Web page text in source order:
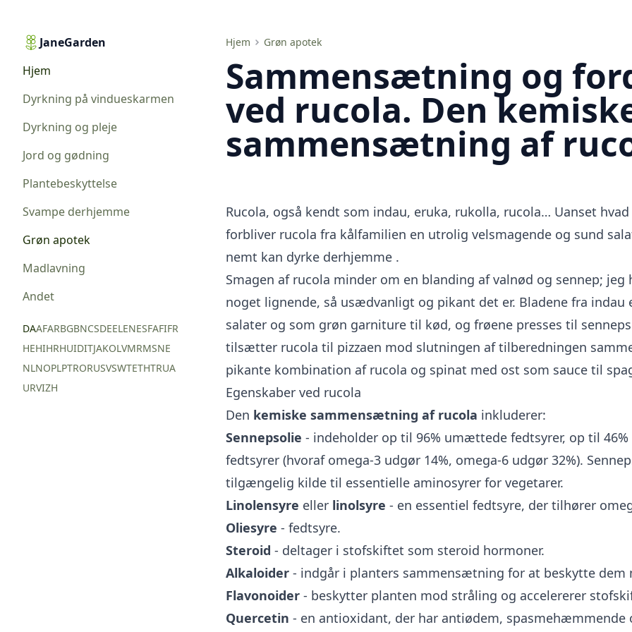
JaneGarden
Hjem
Dyrkning på vindueskarmen
Dyrkning og pleje
Jord og gødning
Plantebeskyttelse
Svampe derhjemme
Grøn apotek
Madlavning
Andet
DAAFARBGBNCSDEELENESFAFIFR
HEHIHRHUIDITJAKOLVMRMSNE
NLNOPLPTRORUSVSWTETHTRUA
URVIZH
Hjem Grøn apotek
Sammensætning og fordele ved rucola. Den kemiske sammensætning af rucola
Sammensætning og
ved rucola. Den
sammensætning af
Rucola, også kendt som indau, eruka, rukolla, rucola… Uanset
forbliver rucola fra kålfamilien en utrolig velsmagende og sund
nemt kan dyrke derhjemme .
Smagen af rucola minder om en blanding af valnød og sennep; jeg
noget lignende, så usædvanligt og pikant det er. Bladene fra indau
salater og som grøn garniture til kød, og frøene presses til
tilsætter rucola til pizzaen mod slutningen af tilberedningen
pikante kombination af rucola og spinat med ost som sauce til
Egenskaber ved rucola
Den kemiske sammensætning af rucola inkluderer:
Sennepsolie - indeholder op til 96% umættede fedtsyrer, op til
fedtsyrer (hvoraf omega-3 udgør 14%, omega-6 udgør 32%).
tilgængelig kilde til essentielle aminosyrer for vegetarer.
Linolensyre eller linolsyre - en essentiel fedtsyre, der tilhører
Oliesyre - fedtsyre.
Steroid - deltager i stofskiftet som steroid hormoner.
Alkaloider - indgår i planters sammensætning for at beskytte dem
Flavonoider - beskytter planten mod stråling og accelererer
Quercetin - en antioxidant, der har antiødem, spasmehæmmende